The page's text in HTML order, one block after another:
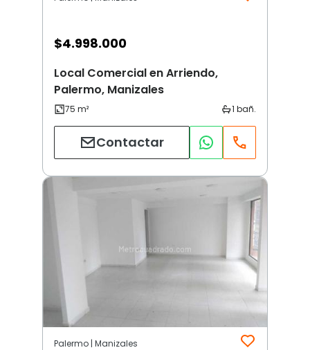
$4.998.000
Local Comercial en Arriendo,
Palermo, Manizales
Contactar
Palermo | Manizales